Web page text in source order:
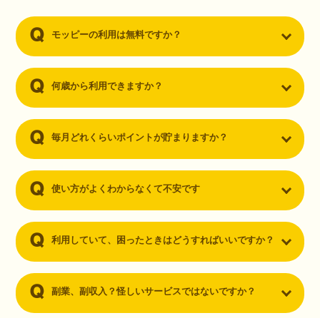
ーを知りました。クレジットカードを発行するだけでポイントが貯ま
るならと無料登録して、クレジットカードの発行やアプリダウンロー
モッピーの利用は無料ですか？
何歳から利用できますか？
毎月どれくらいポイントが貯まりますか？
使い方がよくわからなくて不安です
利用していて、困ったときはどうすればいいですか？
副業、副収入？怪しいサービスではないですか？